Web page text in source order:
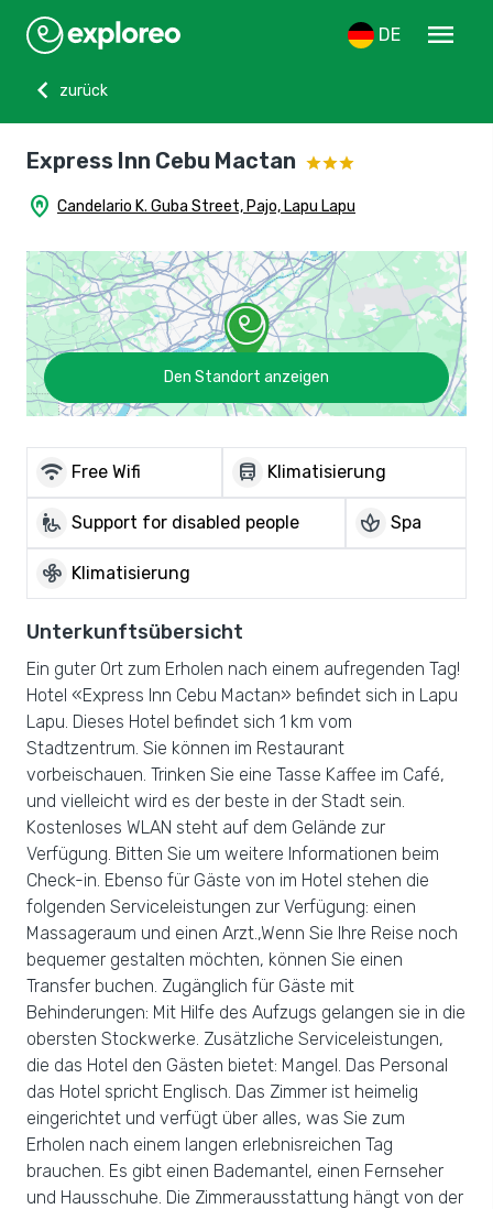
DE
menu
chevron_left
zurück
Express Inn Cebu Mactan
home_pin Candelario K. Guba Street, Pajo, Lapu Lapu
Den Standort anzeigen
wifi Free Wifi directions_bus Klimatisierung
wheelchair_pickup Support for disabled people spa Spa
mode_fan Klimatisierung
Unterkunftsübersicht
Ein guter Ort zum Erholen nach einem aufregenden Tag!
Hotel «Express Inn Cebu Mactan» befindet sich in Lapu
Lapu. Dieses Hotel befindet sich 1 km vom
Stadtzentrum. Sie können im Restaurant
vorbeischauen. Trinken Sie eine Tasse Kaffee im Café,
und vielleicht wird es der beste in der Stadt sein.
Kostenloses WLAN steht auf dem Gelände zur
Verfügung. Bitten Sie um weitere Informationen beim
Check-in. Ebenso für Gäste von im Hotel stehen die
folgenden Serviceleistungen zur Verfügung: einen
Massageraum und einen Arzt.,Wenn Sie Ihre Reise noch
bequemer gestalten möchten, können Sie einen
Transfer buchen. Zugänglich für Gäste mit
Behinderungen: Mit Hilfe des Aufzugs gelangen sie in die
obersten Stockwerke. Zusätzliche Serviceleistungen,
die das Hotel den Gästen bietet: Mangel. Das Personal
das Hotel spricht Englisch. Das Zimmer ist heimelig
eingerichtet und verfügt über alles, was Sie zum
Erholen nach einem langen erlebnisreichen Tag
brauchen. Es gibt einen Bademantel, einen Fernseher
und Hausschuhe. Die Zimmerausstattung hängt von der